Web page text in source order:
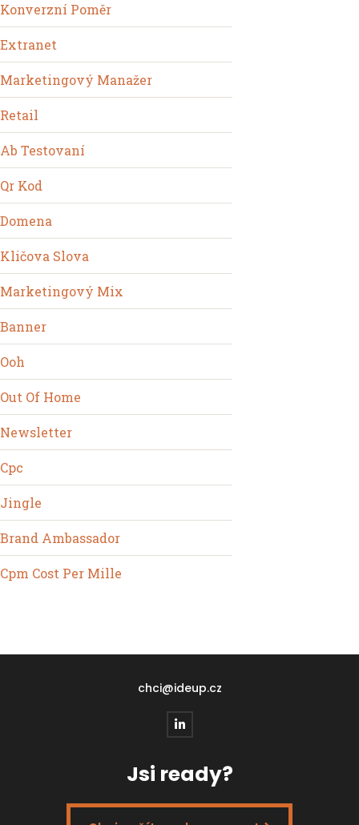
Konverzní Poměr
Extranet
Marketingový Manažer
Retail
Ab Testovaní
Qr Kod
Domena
Kličova Slova
Marketingový Mix
Banner
Ooh
Out Of Home
Newsletter
Cpc
Jingle
Brand Ambassador
Cpm Cost Per Mille
chci@ideup.cz
Jsi ready?